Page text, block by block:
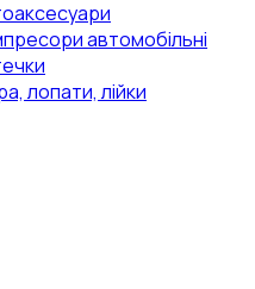
автомобільні
лопати, лійки